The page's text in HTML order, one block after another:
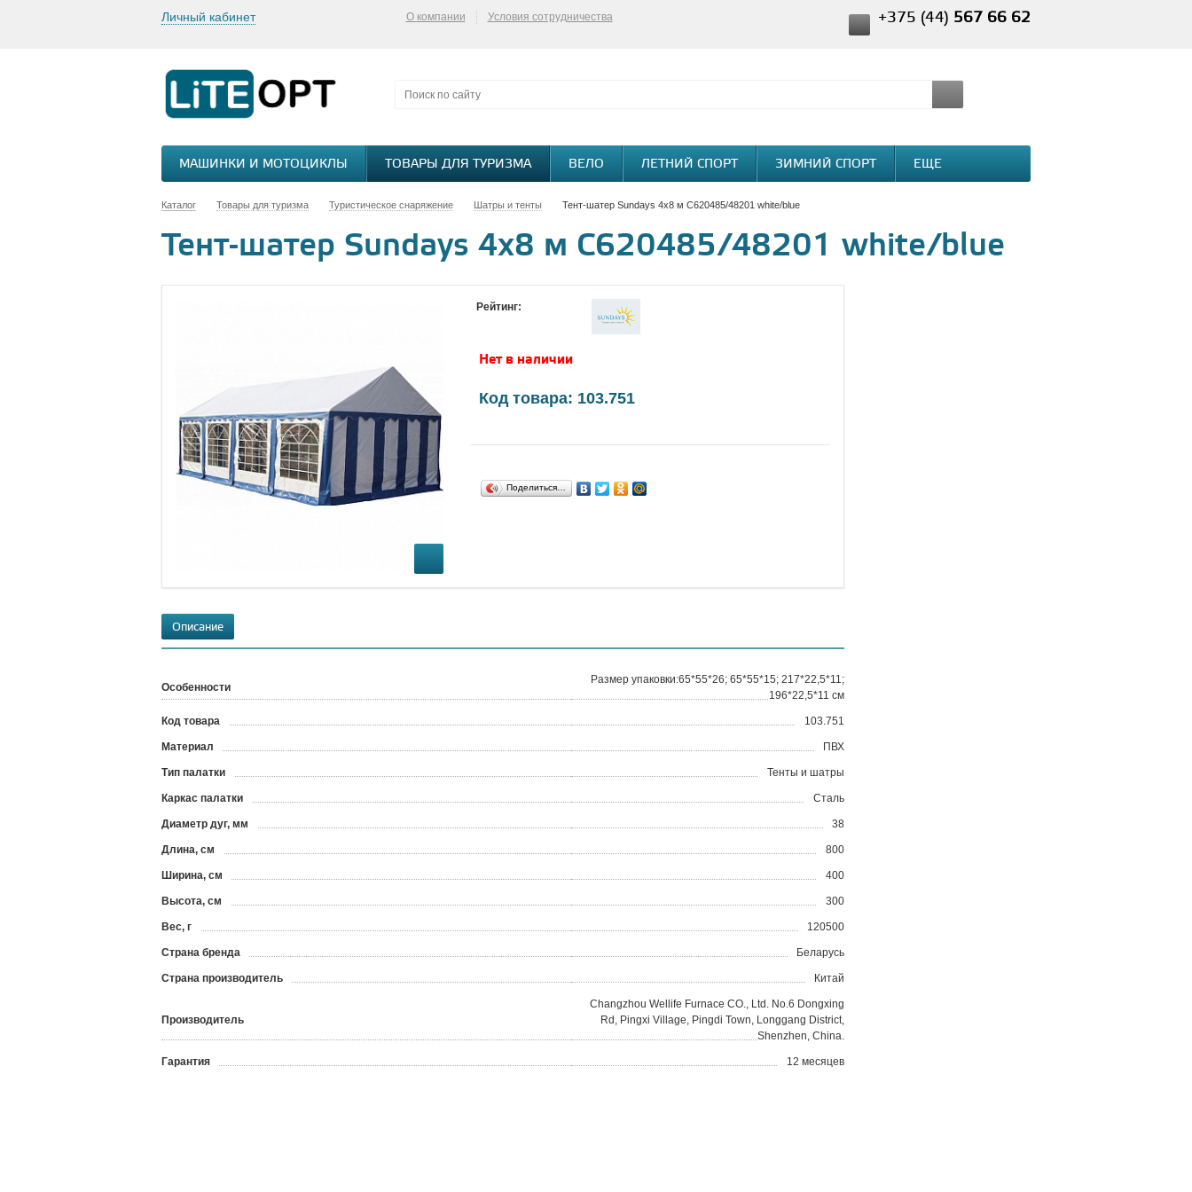
Личный кабинет О компании Условия сотрудничества +375 (44) 567 66 62
МАШИНКИ И МОТОЦИКЛЫ ТОВАРЫ ДЛЯ ТУРИЗМА ВЕЛО ЛЕТНИЙ СПОРТ ЗИМНИЙ СПОРТ ЕЩЕ
Каталог Товары для туризма Туристическое снаряжение Шатры и тенты Тент-шатер Sundays 4х8 м C620485/48201 white/blue
Тент-шатер Sundays 4х8 м C620485/48201 white/blue
Рейтинг:
Нет в наличии
Код товара: 103.751
Поделиться…
Описание
Особенности
Размер упаковки:65*55*26; 65*55*15; 217*22,5*11;
196*22,5*11 см
Код товара 103.751
Материал ПВХ
Тип палатки Тенты и шатры
Каркас палатки Сталь
Диаметр дуг, мм 38
Длина, см 800
Ширина, см 400
Высота, см 300
Вес, г 120500
Страна бренда Беларусь
Страна производитель Китай
Производитель
Changzhou Wellife Furnace CO., Ltd. No.6 Dongxing
Rd, Pingxi Village, Pingdi Town, Longgang District,
Shenzhen, China.
Гарантия 12 месяцев